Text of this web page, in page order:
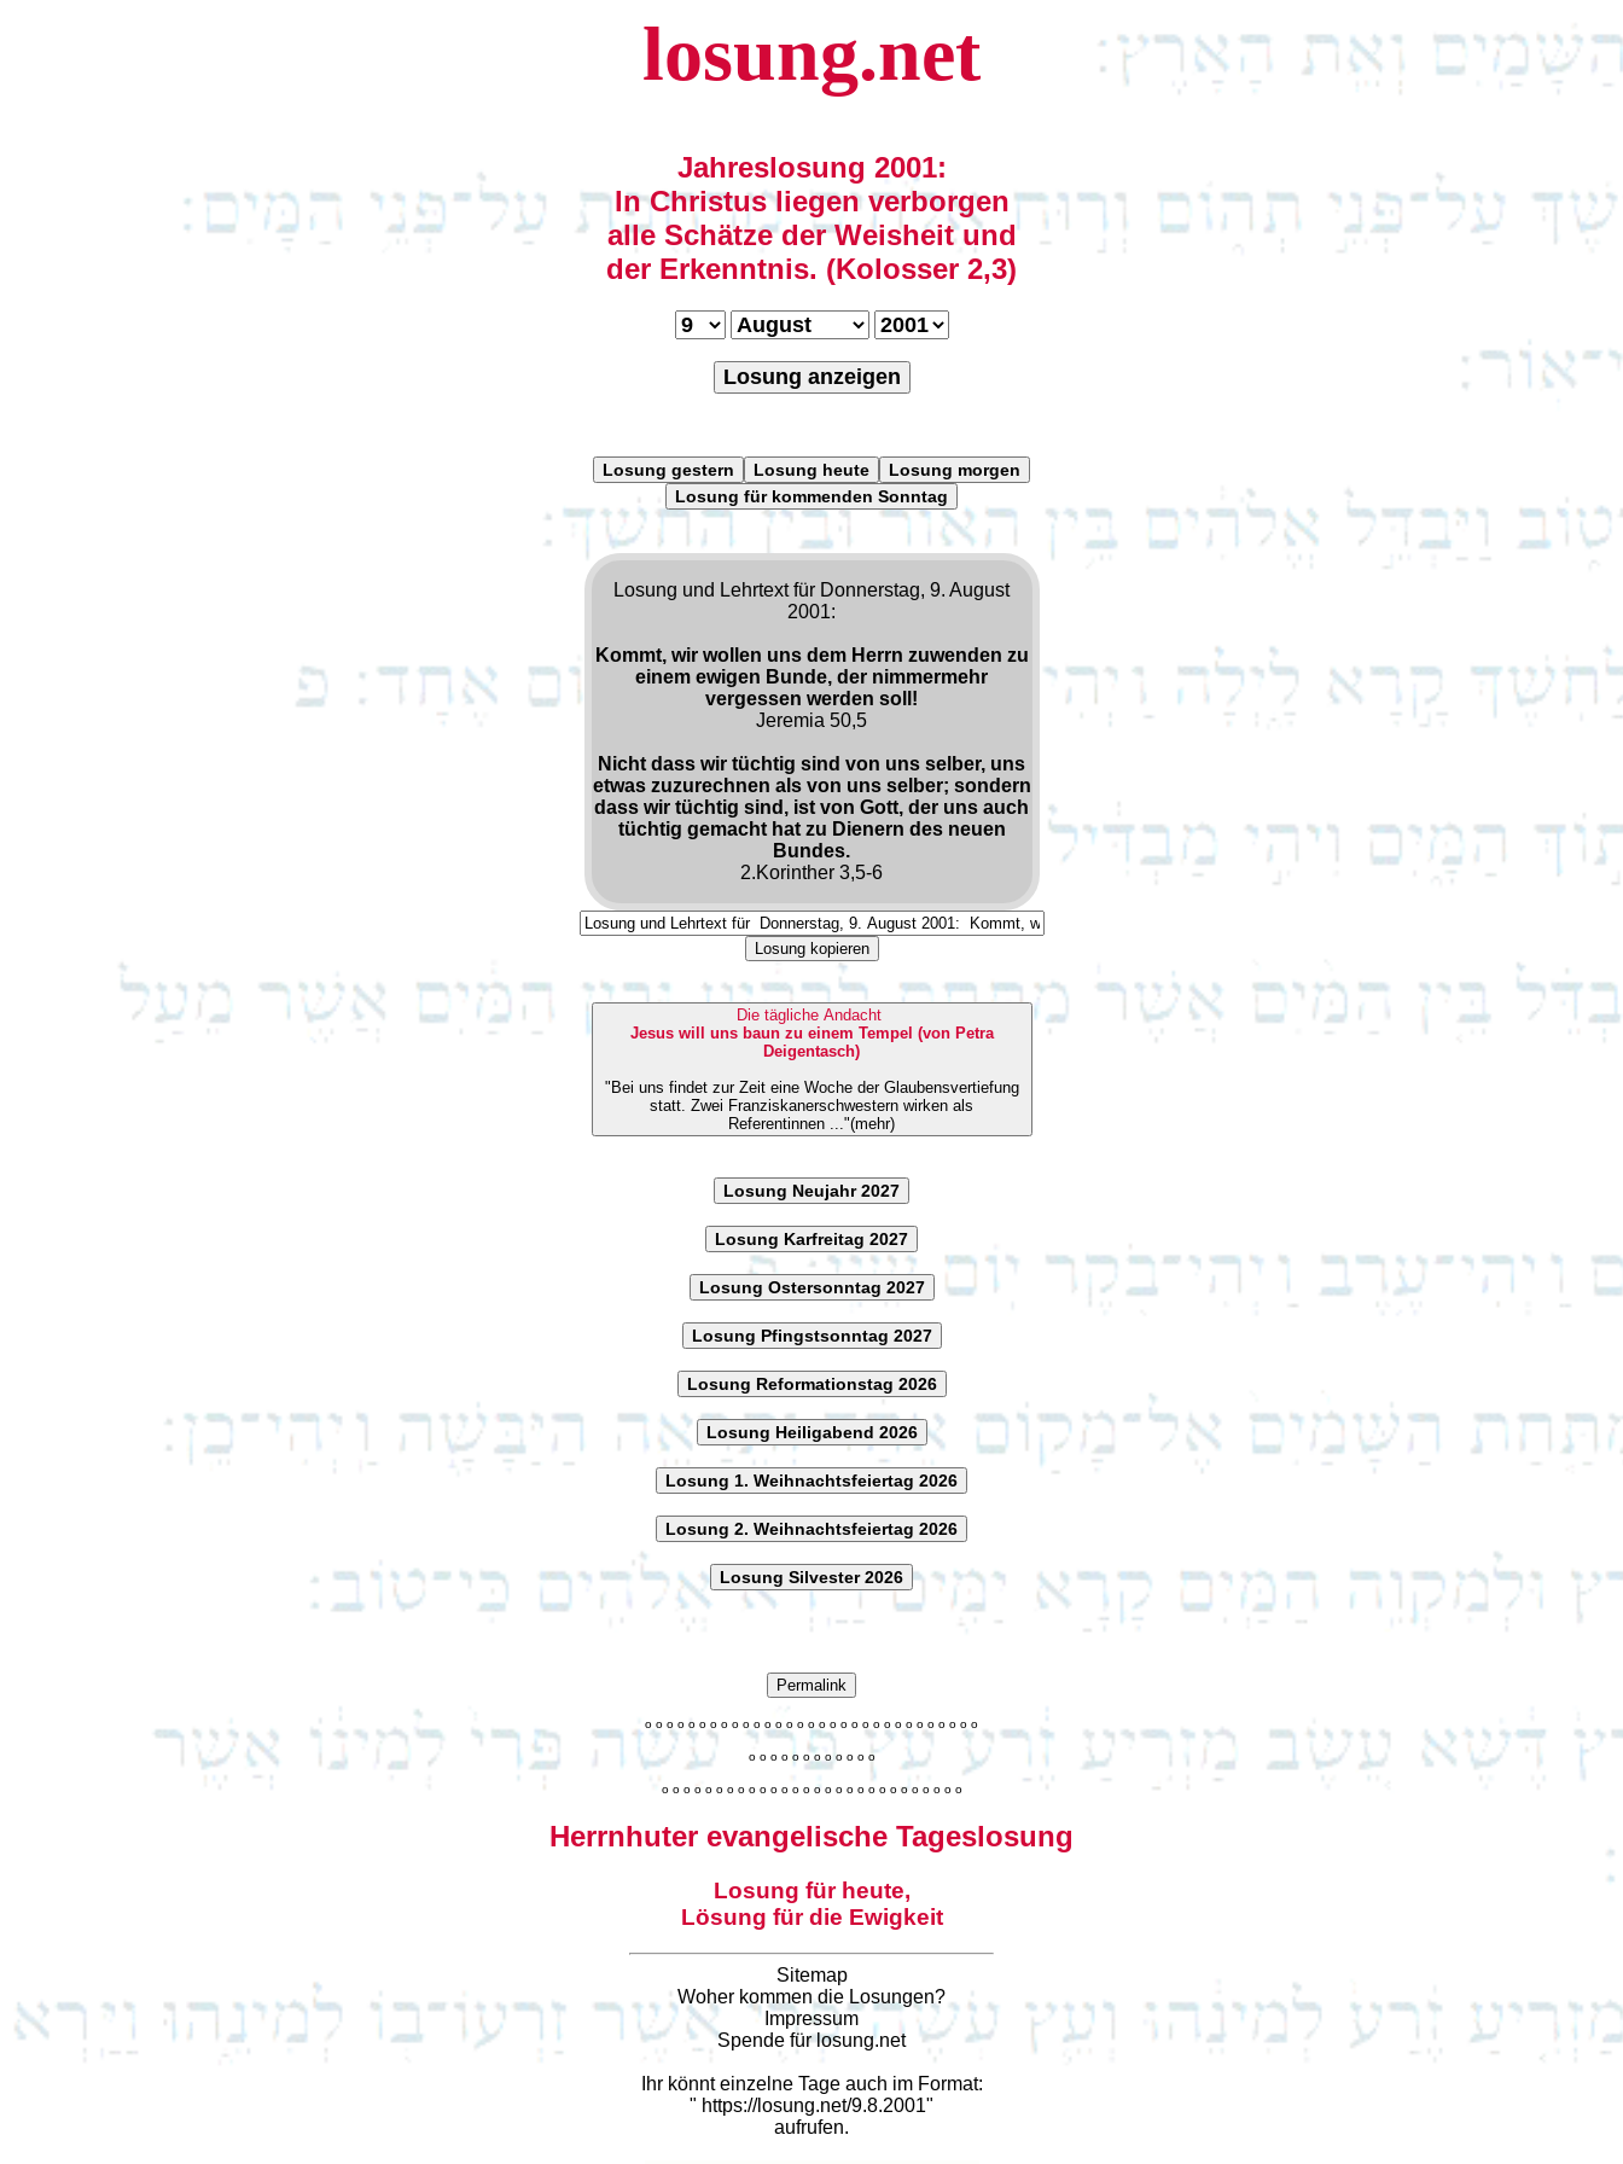
losung.net
Jahreslosung 2001:
In Christus liegen verborgen
alle Schätze der Weisheit und
der Erkenntnis. (Kolosser 2,3)
Losung anzeigen
Losung gestern Losung heute
Losung morgen
Losung für kommenden Sonntag
Losung und Lehrtext für Donnerstag, 9. August
2001:
Kommt, wir wollen uns dem Herrn zuwenden zu
einem ewigen Bunde, der nimmermehr
vergessen werden soll!
Jeremia 50,5
Nicht dass wir tüchtig sind von uns selber, uns
etwas zuzurechnen als von uns selber; sondern
dass wir tüchtig sind, ist von Gott, der uns auch
tüchtig gemacht hat zu Dienern des neuen
Bundes.
2.Korinther 3,5-6
Losung kopieren
Die tägliche Andacht
Jesus will uns baun zu einem Tempel (von Petra
Deigentasch)
"Bei uns findet zur Zeit eine Woche der Glaubensvertiefung
statt. Zwei Franziskanerschwestern wirken als
Referentinnen ..."(mehr)
Losung Neujahr 2027
Losung Karfreitag 2027
Losung Ostersonntag 2027
Losung Pfingstsonntag 2027
Losung Reformationstag 2026
Losung Heiligabend 2026
Losung 1. Weihnachtsfeiertag 2026
Losung 2. Weihnachtsfeiertag 2026
Losung Silvester 2026
Permalink
o o o o o o o o o o o o o o o o o o o o o o o o o o o o o o o
o o o o o o o o o o o o
o o o o o o o o o o o o o o o o o o o o o o o o o o o o
Herrnhuter evangelische Tageslosung
Losung für heute,
Lösung für die Ewigkeit
Sitemap
Woher kommen die Losungen?
Impressum
Spende für losung.net
Ihr könnt einzelne Tage auch im Format:
" https://losung.net/9.8.2001"
aufrufen.